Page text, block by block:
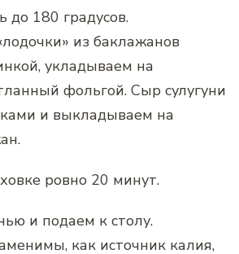
до 180 градусов.
из баклажанов
укладываем на
фольгой. Сыр сулугуни
и выкладываем на
ровно 20 минут.
и подаем к столу.
как источник калия,